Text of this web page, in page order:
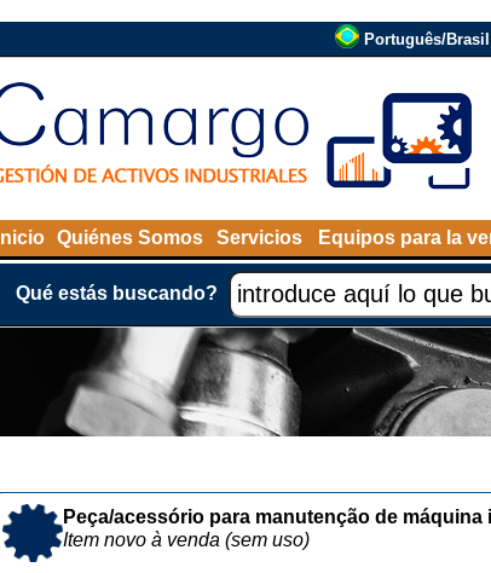
Português/Brasil
Inicio Quiénes Somos Servicios Equipos para la
Qué estás buscando?
Peça/acessório para manutenção de máquina
Item novo à venda (sem uso)